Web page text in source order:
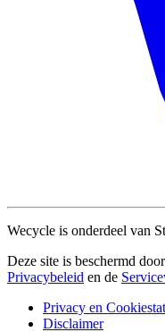
Wecycle is onderdeel van
Deze site is beschermd
Privacybeleid en de
Privacy en
Disclaimer